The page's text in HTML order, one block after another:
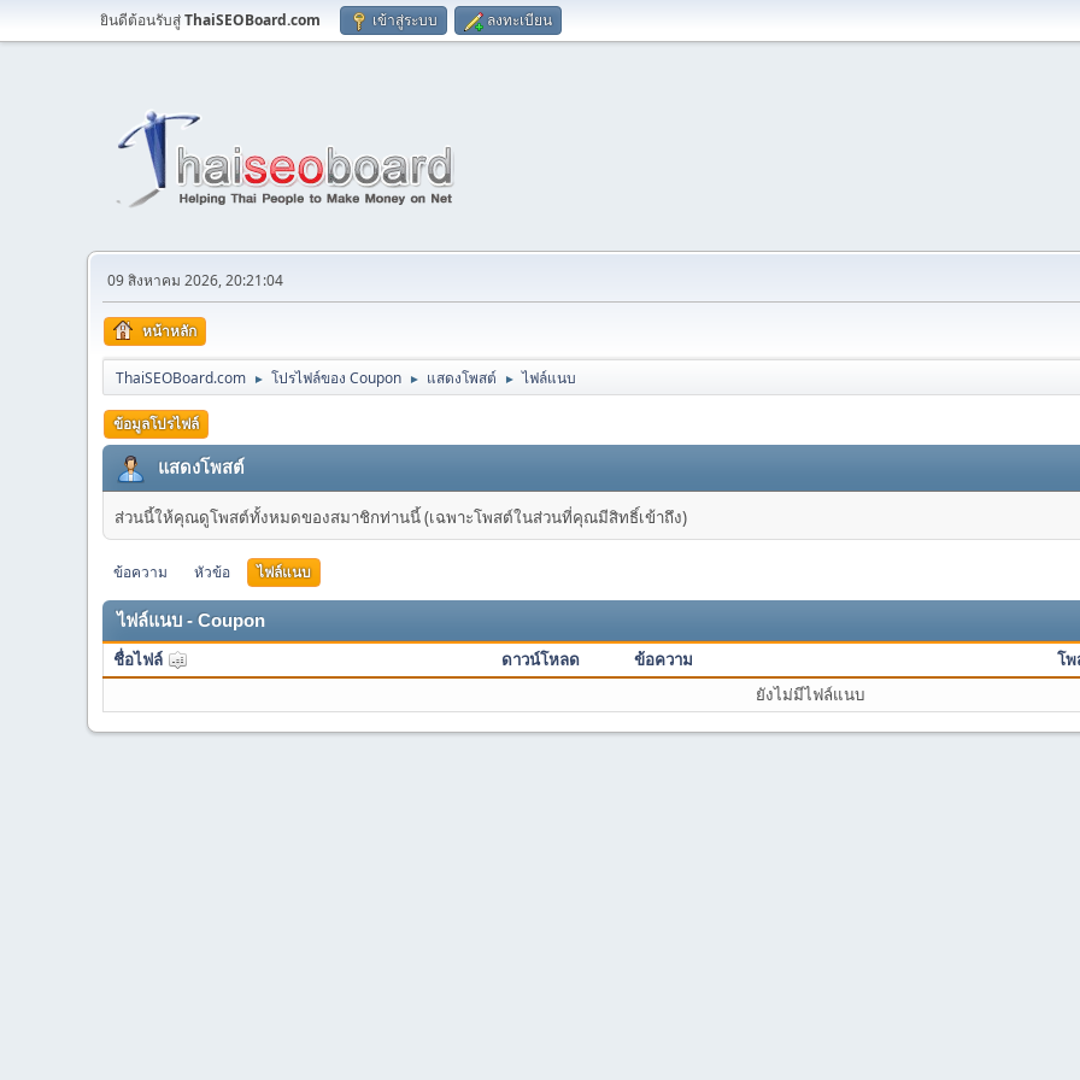
ยินดีต้อนรับสู่ThaiSEOBoard.com เข้าสู่ระบบ ลงทะเบียน
09 สิงหาคม 2026, 20:21:04
หน้าหลัก
ThaiSEOBoard.com ► โปรไฟล์ของ Coupon ► แสดงโพสต์ ► ไฟล์แนบ
ข้อมูลโปรไฟล์
แสดงโพสต์
ส่วนนี้ให้คุณดูโพสต์ทั้งหมดของสมาชิกท่านนี้ (เฉพาะโพสต์ในส่วนที่คุณมีสิทธิ์เข้าถึง)
ข้อความ หัวข้อ ไฟล์แนบ
ไฟล์แนบ - Coupon
ชื่อไฟล์ ดาวน์โหลด ข้อความ
โพ
ยังไม่มีไฟล์แนบ